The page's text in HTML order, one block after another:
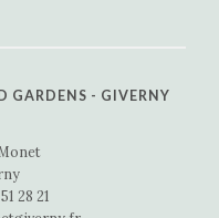
GARDENS - GIVERNY
28 21